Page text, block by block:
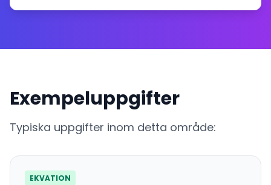
Exempeluppgifter
Typiska uppgifter inom detta område:
EKVATION